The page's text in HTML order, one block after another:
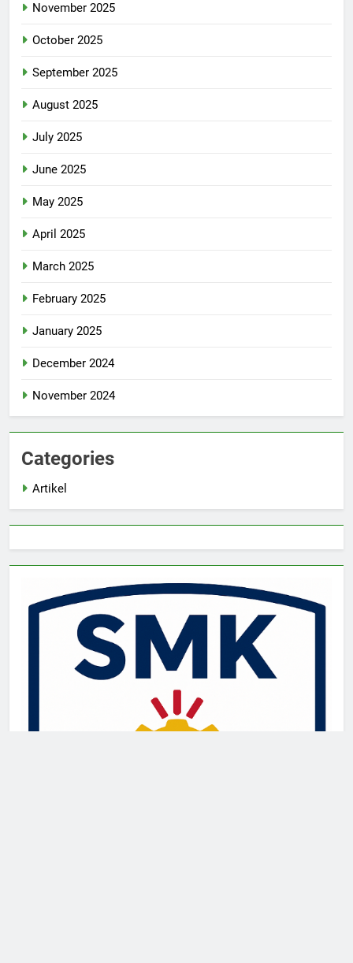
November 2025
October 2025
September 2025
August 2025
July 2025
June 2025
May 2025
April 2025
March 2025
February 2025
January 2025
December 2024
November 2024
Categories
Artikel